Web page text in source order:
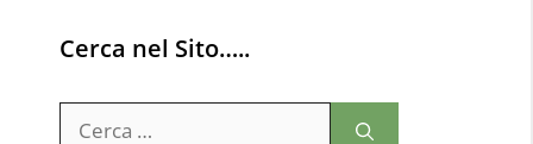
Cerca nel Sito…..